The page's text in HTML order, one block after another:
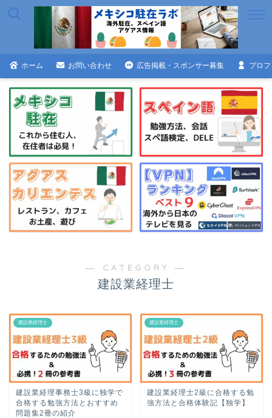
ホーム お問い合わせ 広告掲載・スポンサー募集 プロ
― CATEGORY ―
建設業経理士
建設業経理士
建設業経理事務士3級に独学で
合格する勉強方法とおすすめ
問題集2冊の紹介
建設業経理士
建設業経理士2級に合格する勉
強方法と合格体験記【独学】